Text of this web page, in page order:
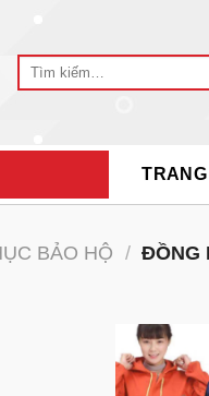
Tìm
BẢO HỘ / ĐỒNG